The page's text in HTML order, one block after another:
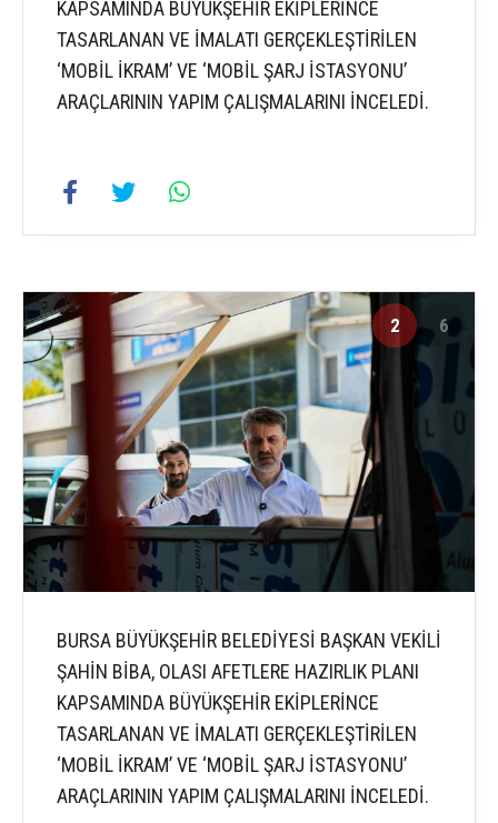
KAPSAMINDA BÜYÜKŞEHİR EKİPLERİNCE
TASARLANAN VE İMALATI GERÇEKLEŞTİRİLEN
‘MOBİL İKRAM’ VE ‘MOBİL ŞARJ İSTASYONU’
ARAÇLARININ YAPIM ÇALIŞMALARINI İNCELEDİ.
2 6
BURSA BÜYÜKŞEHİR BELEDİYESİ BAŞKAN VEKİLİ
ŞAHİN BİBA, OLASI AFETLERE HAZIRLIK PLANI
KAPSAMINDA BÜYÜKŞEHİR EKİPLERİNCE
TASARLANAN VE İMALATI GERÇEKLEŞTİRİLEN
‘MOBİL İKRAM’ VE ‘MOBİL ŞARJ İSTASYONU’
ARAÇLARININ YAPIM ÇALIŞMALARINI İNCELEDİ.